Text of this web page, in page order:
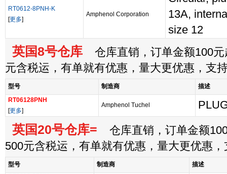
RT0612-8PNH-K
[更多]
Amphenol Corporation
13A,
size 12
英国8号仓库 仓库直销，订单金额100元
元含税运，有单就有优惠，量大更优惠，支
型号 制造商
描述
RT06128PNH
[更多]
Amphenol Tuchel
英国20号仓库= 仓库直销，订单金额
500元含税运，有单就有优惠，量大更优惠
型号 制造商
描述